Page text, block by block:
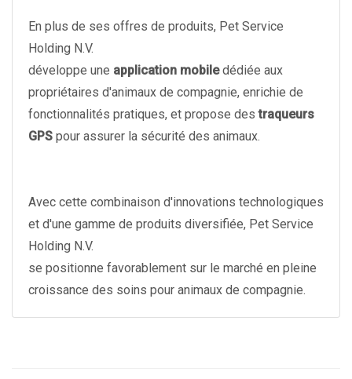
En plus de ses offres de produits, Pet Service
Holding N.V.
développe une application mobiledédiée aux
propriétaires d'animaux de compagnie, enrichie de
fonctionnalités pratiques, et propose destraqueurs
GPS pour assurer la sécurité des animaux.
Avec cette combinaison d'innovations technologiques
et d'une gamme de produits diversifiée, Pet Service
Holding N.V.
se positionne favorablement sur le marché en pleine
croissance des soins pour animaux de compagnie.